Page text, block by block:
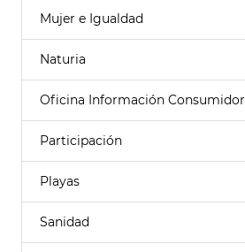
Mujer e Igualdad
Naturia
Oficina Información Consumidor
Participación
Playas
Sanidad